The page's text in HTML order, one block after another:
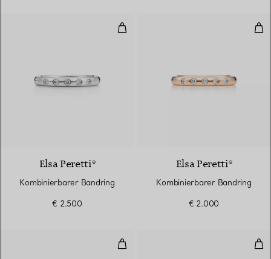
Kombinierbarer Bandring
Elsa Peretti®
Kombinierbarer Bandring
€ 2.500
Elsa Peretti®
Kombinierbarer Bandring
€ 2.000
Trauring